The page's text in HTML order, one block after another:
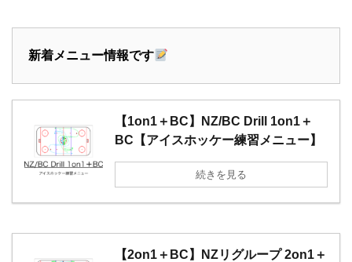
新着メニュー情報です
【1on1＋BC】NZ/BC Drill 1on1＋
BC【アイスホッケー練習メニュー】
続きを見る
【2on1＋BC】NZリグループ 2on1＋